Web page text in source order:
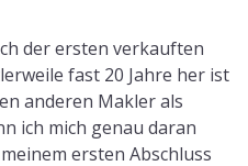
der ersten verkauften
fast 20 Jahre her ist
anderen Makler als
ich mich genau daran
ersten Abschluss